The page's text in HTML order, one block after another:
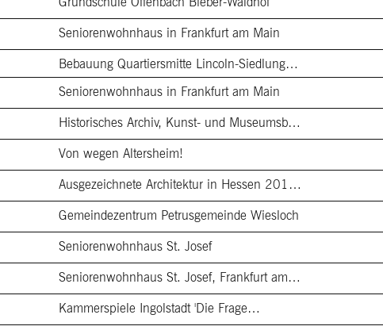
Seniorenwohnhaus in Frankfurt am Main
Bebauung Quartiersmitte Lincoln-Siedlung…
Seniorenwohnhaus in Frankfurt am Main
Historisches Archiv, Kunst- und Museumsb…
Von wegen Altersheim!
Ausgezeichnete Architektur in Hessen 201…
Gemeindezentrum Petrusgemeinde Wiesloch
Seniorenwohnhaus St. Josef
Seniorenwohnhaus St. Josef, Frankfurt am…
Kammerspiele Ingolstadt 'Die Frage…